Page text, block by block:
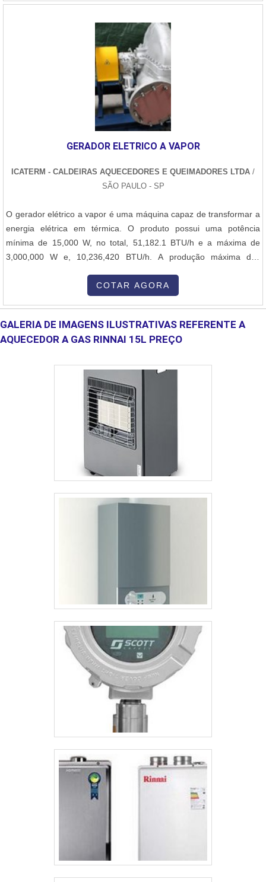
GERADOR ELETRICO A VAPOR
ICATERM - CALDEIRAS AQUECEDORES E QUEIMADORES LTDA /
SÃO PAULO - SP
O gerador elétrico a vapor é uma máquina capaz de transformar a
energia elétrica em térmica. O produto possui uma potência
mínima de 15,000 W, no total, 51,182.1 BTU/h e a máxima de
3,000,000 W e, 10,236,420 BTU/h. A produção máxima dos
o gerador de vapor é uma caldeira somada a um superaquecedor,
pressurizado, instrumento no qual a água será passado o calor
gerado pela combustão de todas as matérias primas, possibilitando
estado líquido para o gasoso, através da pressão e alta
temperatura. Comparado a outras modelos de 30% do espaço.
Sendo os únicos aparelhos montados na plataforma SKID, uma
espécie de plataforma.Gerador elétrico a vapor Produto de fácil
transporte, pela portabilidade; Produção média de vapor em cinco
minutos; Facilidade e segurança no manuseio; Baixa necessidade
aplicações.A Icaterm é uma empresa responsável por soluções em
COTAR AGORA
GALERIA DE IMAGENS ILUSTRATIVAS REFERENTE A
AQUECEDOR A GAS RINNAI 15L PREÇO